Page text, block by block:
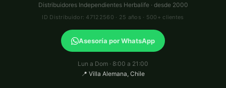
Distribuidores Independientes Herbalife · desde 2000
ID Distribuidor: 47122560 · 25 años · 500+ clientes
Asesoría por WhatsApp
Lun a Dom · 8:00 a 21:00
📍 Villa Alemana, Chile